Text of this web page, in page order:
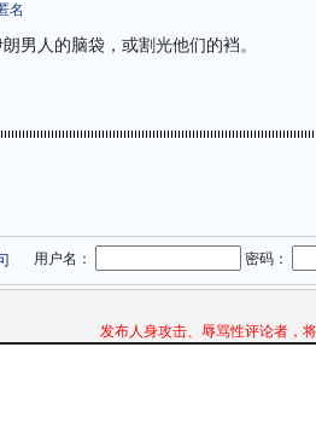
名
男人的脑袋，或割光他们的裆。
用户名： 密码：
发布人身攻击、辱骂性评论者，